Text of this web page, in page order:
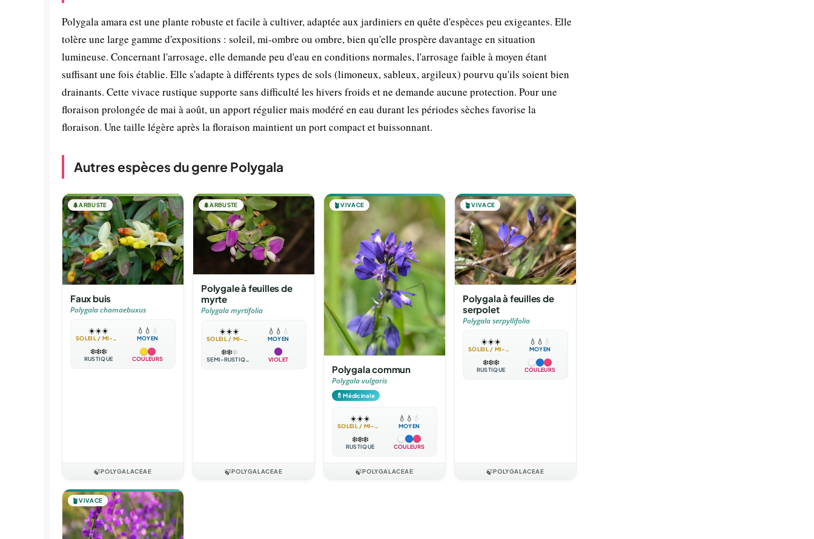
Polygala amara est une plante robuste et facile à cultiver, adaptée aux jardiniers en quête d'espèces peu exigeantes. Elle
tolère une large gamme d'expositions : soleil, mi-ombre ou ombre, bien qu'elle prospère davantage en situation
lumineuse. Concernant l'arrosage, elle demande peu d'eau en conditions normales, l'arrosage faible à moyen étant
suffisant une fois établie. Elle s'adapte à différents types de sols (limoneux, sableux, argileux) pourvu qu'ils soient bien
drainants. Cette vivace rustique supporte sans difficulté les hivers froids et ne demande aucune protection. Pour une
floraison prolongée de mai à août, un apport régulier mais modéré en eau durant les périodes sèches favorise la
floraison. Une taille légère après la floraison maintient un port compact et buissonnant.
Autres espèces du genre Polygala
🌲ARBUSTE
Faux buis
Polygala chamaebuxus
☀️☀️☀️
SOLEIL / MI-OMBRE
💧 💧 💧
MOYEN
❄️❄️❄️
RUSTIQUE COULEURS
🍃POLYGALACEAE
🌲ARBUSTE
Polygale à feuilles de
myrte
Polygala myrtifolia
☀️☀️☀️
SOLEIL / MI-OMBRE
💧 💧 💧
MOYEN
❄️❄️❄️
SEMI-RUSTIQUE VIOLET
🍃POLYGALACEAE
🪴VIVACE
Polygala commun
Polygala vulgaris
💊Médicinale
☀️☀️☀️
SOLEIL / MI-OMBRE
💧 💧 💧
MOYEN
❄️❄️❄️
RUSTIQUE COULEURS
🍃POLYGALACEAE
🪴VIVACE
Polygala à feuilles de
serpolet
Polygala serpyllifolia
☀️☀️☀️
SOLEIL / MI-OMBRE
💧 💧 💧
MOYEN
❄️❄️❄️
RUSTIQUE COULEURS
🍃POLYGALACEAE
🪴VIVACE